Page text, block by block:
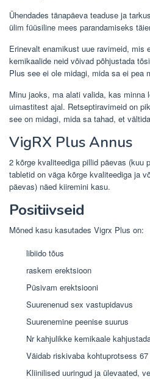
Ühendades tänapäeva teaduse ja
ülim füüsiline mees parandamiseks
Erinevalt enamikust uue ravimeid, mis
kemikaalide neid võivad põhjustada
Plus see ei ole midagi, mida sa ei pea
Minu jaoks, ma alati valida, kas minna
uimastitest ajal. Retseptiravimeid on
see on midagi, mida sa tahad, et
VigRX Plus Annus
2 kõrge kvaliteediga pillid päevas (kuu
tabletid on väga kõrge kvaliteediga ja
päevas) näed kiiremini kasu.
Positiivseid
Mõned kasu kasutades Vigrx Plus on:
libiido tõus
raskem erektsioon
Püsivam erektsiooni
Suurenenud sex vastupidavus
Suurenemine peenise suurus
Nr kahjulikke kemikaale
Väidab riskivaba kohtuprotsess
Kliinilised uuringud ja ülevaated,